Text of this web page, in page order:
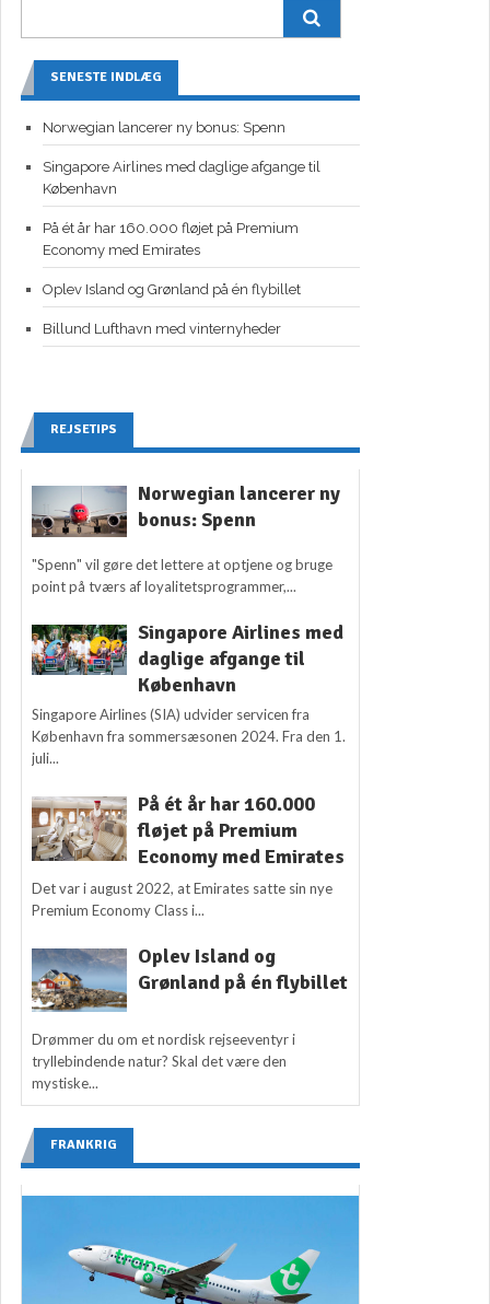
SENESTE INDLÆG
Norwegian lancerer ny bonus: Spenn
Singapore Airlines med daglige afgange til
København
På ét år har 160.000 fløjet på Premium
Economy med Emirates
Oplev Island og Grønland på én flybillet
Billund Lufthavn med vinternyheder
REJSETIPS
Norwegian lancerer ny
bonus: Spenn
"Spenn" vil gøre det lettere at optjene og bruge
point på tværs af loyalitetsprogrammer,...
Singapore Airlines med
daglige afgange til
København
Singapore Airlines (SIA) udvider servicen fra
København fra sommersæsonen 2024. Fra den 1.
juli...
På ét år har 160.000
fløjet på Premium
Economy med Emirates
Det var i august 2022, at Emirates satte sin nye
Premium Economy Class i...
Oplev Island og
Grønland på én flybillet
Drømmer du om et nordisk rejseeventyr i
tryllebindende natur? Skal det være den
mystiske...
FRANKRIG